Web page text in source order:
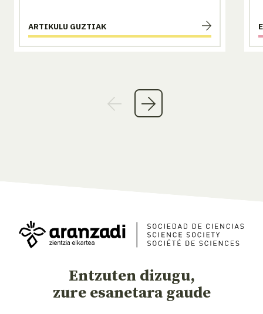
ARTIKULU GUZTIAK
Entzuten dizugu,
zure esanetara gaude